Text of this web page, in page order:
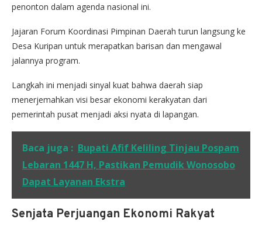
penonton dalam agenda nasional ini.
Jajaran Forum Koordinasi Pimpinan Daerah turun langsung ke
Desa Kuripan untuk merapatkan barisan dan mengawal
jalannya program.
Langkah ini menjadi sinyal kuat bahwa daerah siap
menerjemahkan visi besar ekonomi kerakyatan dari
pemerintah pusat menjadi aksi nyata di lapangan.
Baca juga : Bupati Afif Keliling Tinjau Pospam
Lebaran 1447 H, Pastikan Pemudik Wonosobo
Dapat Layanan Ekstra
Senjata Perjuangan Ekonomi Rakyat